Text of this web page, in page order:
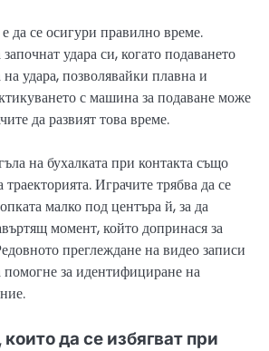
да се осигури правилно време.
удара си, когато подаването
удара, позволявайки плавна и
с машина за подаване може
да развият това време.
на бухалката при контакта също
Играчите трябва да се
малко под центъра й, за да
момент, който допринася за
преглеждане на видео записи
за идентифициране на
да се избягват при